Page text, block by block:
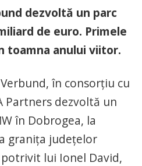
dezvoltă un parc
de euro. Primele
toamna anului viitor.
în consorţiu cu
dezvoltă un
în Dobrogea, la
graniţa judeţelor
lui Ionel David,